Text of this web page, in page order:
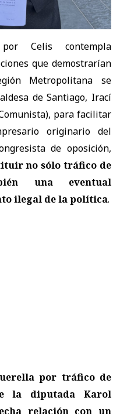
Celis contempla
que demostrarían
Metropolitana se
de Santiago, Irací
para facilitar
originario del
de oposición,
no sólo tráfico de
una eventual
ilegal de la política.
por tráfico de
la diputada Karol
relación con un